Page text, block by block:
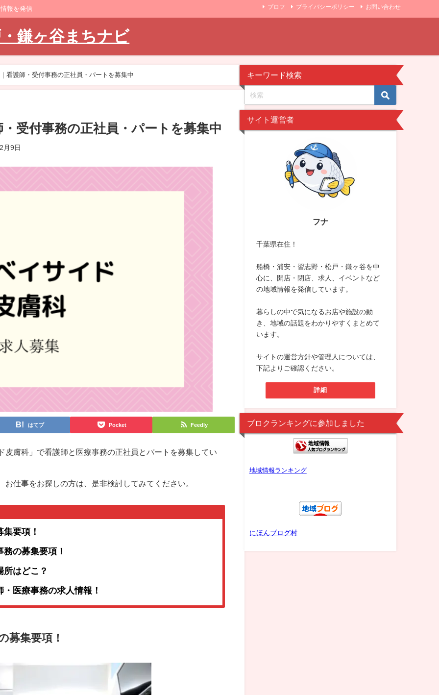
報を発信 プロフ プライバシーポリシー お問い合わせ
鎌ヶ谷まちナビ
看護師・受付事務の正社員・パートを募集中
受付事務の正社員・パートを募集中
月9日
はてブ Pocket Feedly
膚科」で看護師と医療事務の正社員とパートを募集してい
仕事をお探しの方は、是非検討してみてください。
要項！
の募集要項！
はどこ？
医療事務の求人情報！
募集要項！
キーワード検索
サイト運営者
フナ
千葉県在住！
船橋・浦安・習志野・松戸・鎌ヶ谷を中
心に、開店・閉店、求人、イベントなど
の地域情報を発信しています。
暮らしの中で気になるお店や施設の動
き、地域の話題をわかりやすくまとめて
います。
サイトの運営方針や管理人については、
下記よりご確認ください。
詳細
ブロクランキングに参加しました
地域情報ランキング
にほんブログ村